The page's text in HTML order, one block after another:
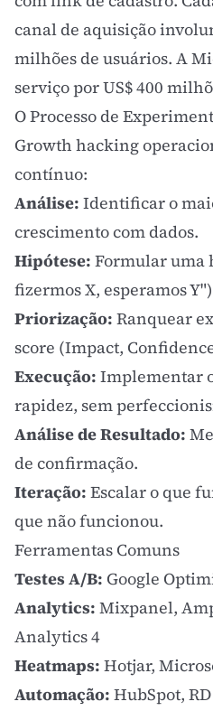
canal de aquisição
milhões de usuários. A
serviço por US$ 400
O Processo de
Growth hacking
contínuo:
Análise: Identificar o
crescimento com dados.
Hipótese: Formular uma
fizermos X, esperamos
Priorização: Ranquear
score (Impact,
Execução: Implementar
rapidez, sem
Análise de Resultado:
de confirmação.
Iteração: Escalar o que
que não funcionou.
Ferramentas Comuns
Testes A/B: Google
Analytics: Mixpanel,
Analytics 4
Heatmaps: Hotjar,
Automação: HubSpot,